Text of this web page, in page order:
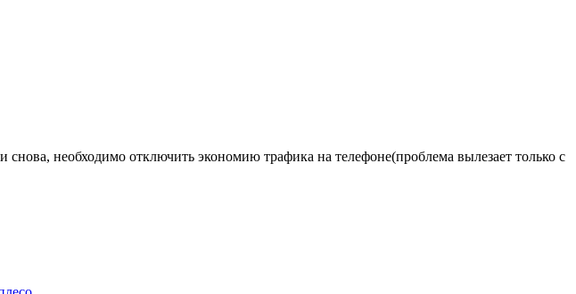
необходимо отключить экономию трафика на телефоне(проблема вылезает только с